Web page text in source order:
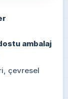
ambalaj
çevresel